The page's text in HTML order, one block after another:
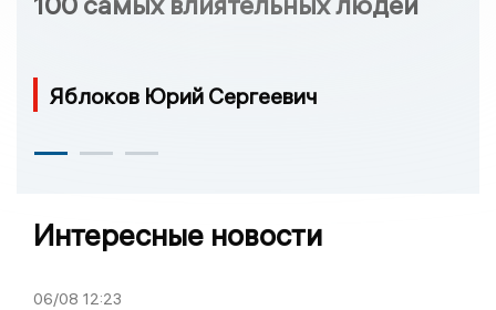
Яблоков Юрий Сергеевич
Интересные новости
06/08 12:23